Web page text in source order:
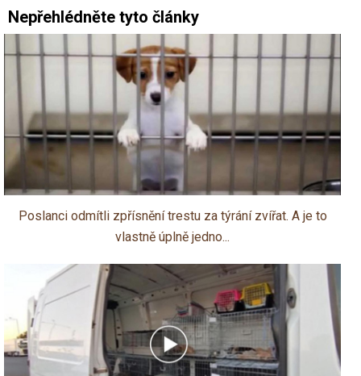
Nepřehlédněte tyto články
Poslanci odmítli zpřísnění trestu za týrání zvířat. A je to
vlastně úplně jedno...